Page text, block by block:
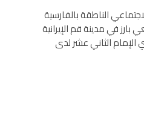
الناطقة بالفارسية
في مدينة قم الإيرانية
الإمام الثاني عشر لدى